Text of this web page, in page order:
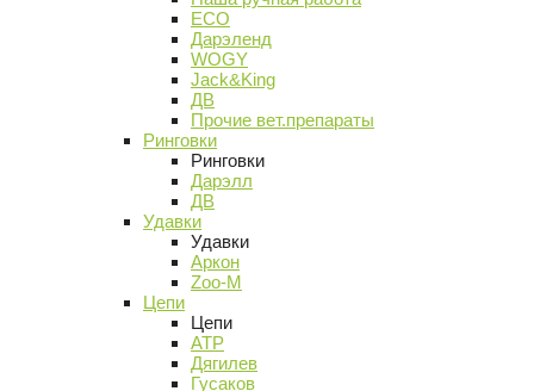
ECO
Дарэленд
WOGY
Jack&King
ДВ
Прочие вет.препараты
Ринговки
Ринговки
Дарэлл
ДВ
Удавки
Удавки
Аркон
Zoo-M
Цепи
Цепи
АТР
Дягилев
Гусаков